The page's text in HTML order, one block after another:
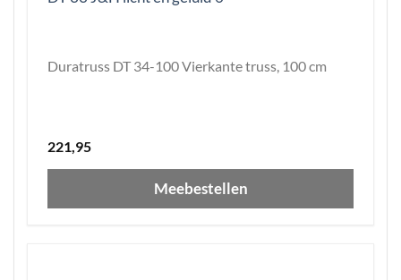
Duratruss DT 34-100 Vierkante truss, 100 cm
221,95
Meebestellen